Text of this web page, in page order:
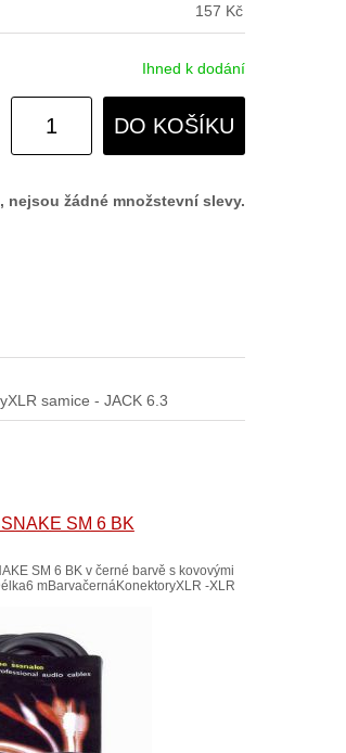
157 Kč
Ihned k dodání
DO KOŠÍKU
nejsou žádné množstevní slevy.
samice - JACK 6.3
SM 6 BK
SM 6 BK v černé barvě s kovovými
mBarvačernáKonektoryXLR -XLR